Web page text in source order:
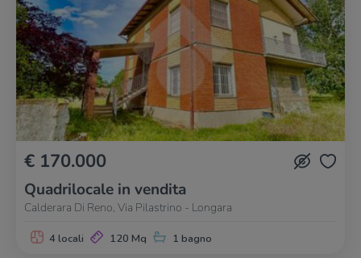
€ 170.000
Quadrilocale in vendita
Calderara Di Reno, Via Pilastrino - Longara
4 locali 120 Mq 1 bagno